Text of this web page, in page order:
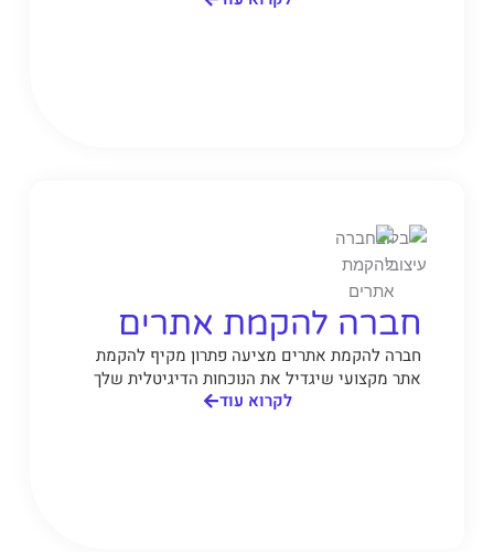
חברה להקמת אתרים
חברה להקמת אתרים מציעה פתרון מקיף להקמת
אתר מקצועי שיגדיל את הנוכחות הדיגיטלית שלך
לקרוא עוד